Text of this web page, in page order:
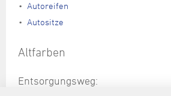
Autoreifen
Autositze
Altfarben
Entsorgungsweg: